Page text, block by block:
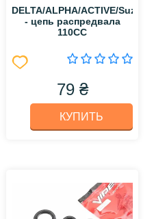
DELTA/ALPHA/ACTIVE/Suzuki
- цепь распредвала
110CC
79 ₴
КУПИТЬ